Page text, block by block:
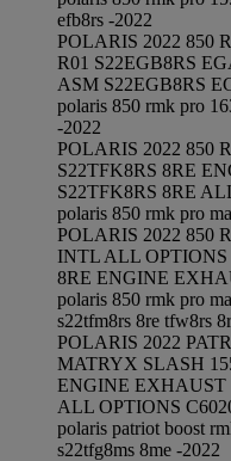
efb8rs -2022
POLARIS 2022 850
R01 S22EGB8RS
ASM S22EGB8RS
polaris 850 rmk pro
-2022
POLARIS 2022 850
S22TFK8RS 8RE
S22TFK8RS 8RE
polaris 850 rmk pro
POLARIS 2022 850
INTL ALL OPTIONS
8RE ENGINE
polaris 850 rmk pro
s22tfm8rs 8re tfw8rs
POLARIS 2022
MATRYX SLASH
ENGINE EXHAUST
ALL OPTIONS
polaris patriot boost
s22tfg8ms 8me -2022